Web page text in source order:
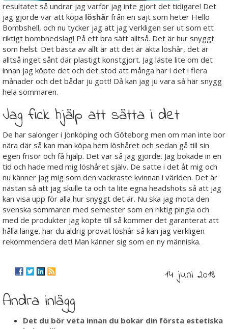
resultatet så undrar jag varför jag inte gjort det tidigare! Det
jag gjorde var att köpa löshår från en sajt som heter Hello
Bombshell, och nu tycker jag att jag verkligen ser ut som ett
riktigt bombnedslag! På ett bra sätt alltså. Det är hur snyggt
som helst. Det bästa av allt är att det är äkta löshår, det är
alltså inget sånt där plastigt konstgjort. Jag läste lite om det
innan jag köpte det och det stod att många har i det i flera
månader och det bådar ju gott! Då kan jag ju vara så här snygg
hela sommaren.
Jag fick hjälp att sätta i det
De har salonger i Jönköping och Göteborg men om man inte bor
nära där så kan man köpa hem löshåret och sedan gå till sin
egen frisör och få hjälp. Det var så jag gjorde. Jag bokade in en
tid och hade med mig löshåret själv. De satte i det åt mig och
nu känner jag mig som den vackraste kvinnan i världen. Det är
nästan så att jag skulle ta och ta lite egna headshots så att jag
kan visa upp för alla hur snyggt det är. Nu ska jag möta den
svenska sommaren med semester som en riktig pingla och
med de produkter jag köpte till så kommer det garanterat att
hålla länge. har du aldrig provat löshår så kan jag verkligen
rekommendera det! Man känner sig som en ny människa.
14 juni 2018
Andra inlägg
Det du bör veta innan du bokar din första estetiska